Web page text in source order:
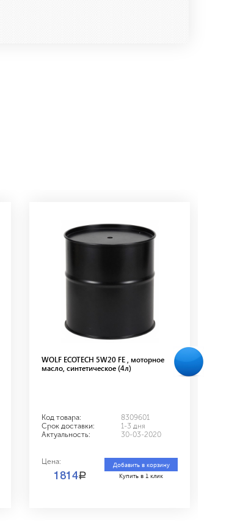
WOLF ECOTECH 5W20 FE , моторное
масло, синтетическое (4л)
Код товара:
8309601
Срок доставки:
1-3 дня
Актуальность:
30-03-2020
Цена:
1814a
Добавить в корзину
Купить в 1 клик